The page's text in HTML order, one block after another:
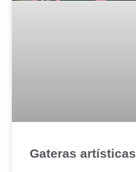
Gateras artísticas